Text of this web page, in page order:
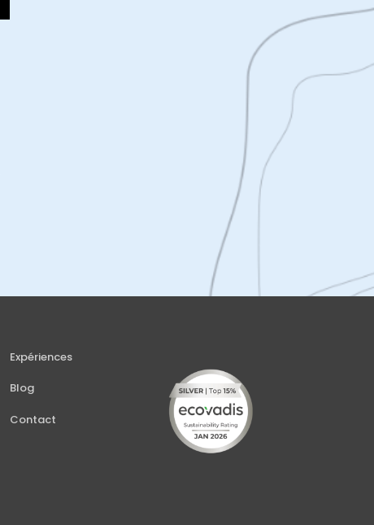
Expériences
Blog
Contact